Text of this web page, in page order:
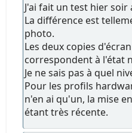
J'ai fait un test hier soir
La différence est
photo.
Les deux copies
correspondent à l'état
Je ne sais pas à quel
Pour les profils
n'en ai qu'un, la mise
étant très récente.